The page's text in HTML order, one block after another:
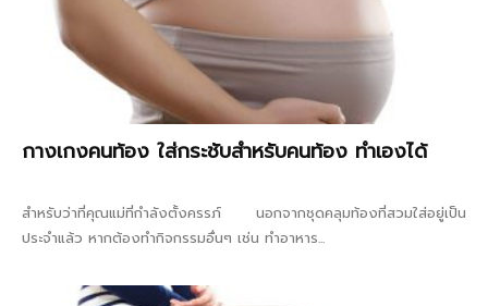
กางเกงคนท้อง ใส่กระชับสำหรับคนท้อง ทำเองได้
สำหรับว่าที่คุณแม่ที่กำลังตั้งครรภ์ นอกจากชุดคลุมท้องที่สวมใส่อยู่เป็น
ประจำแล้ว หากต้องทำกิจกรรมอื่นๆ เช่น ทำอาหาร...